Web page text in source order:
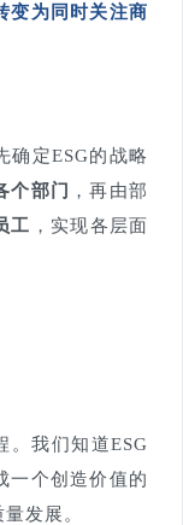
变为同时关注商
确定ESG的战略
个部门 ，再由部
工 ，实现各层面
。我们知道ESG
一个创造价值的
发展。